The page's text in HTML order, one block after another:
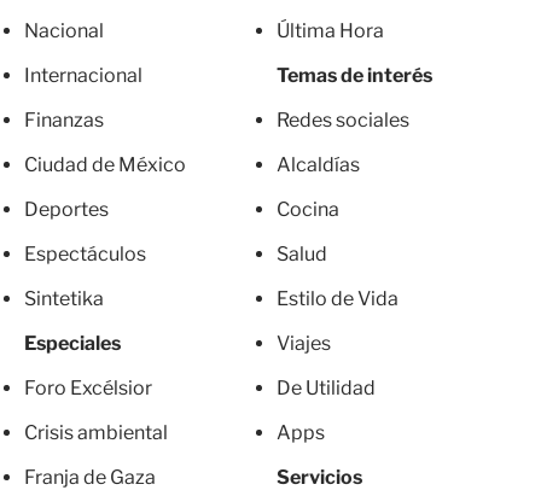
Nacional
Internacional
Finanzas
Ciudad de México
Deportes
Espectáculos
Sintetika
Especiales
Foro Excélsior
Crisis ambiental
Franja de Gaza
Última Hora
Temas de interés
Redes sociales
Alcaldías
Cocina
Salud
Estilo de Vida
Viajes
De Utilidad
Apps
Servicios